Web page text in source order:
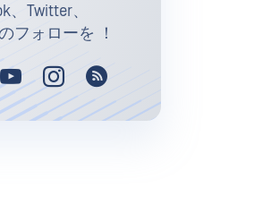
、Twitter、
フォローを ！